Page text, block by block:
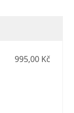
995,00 Kč